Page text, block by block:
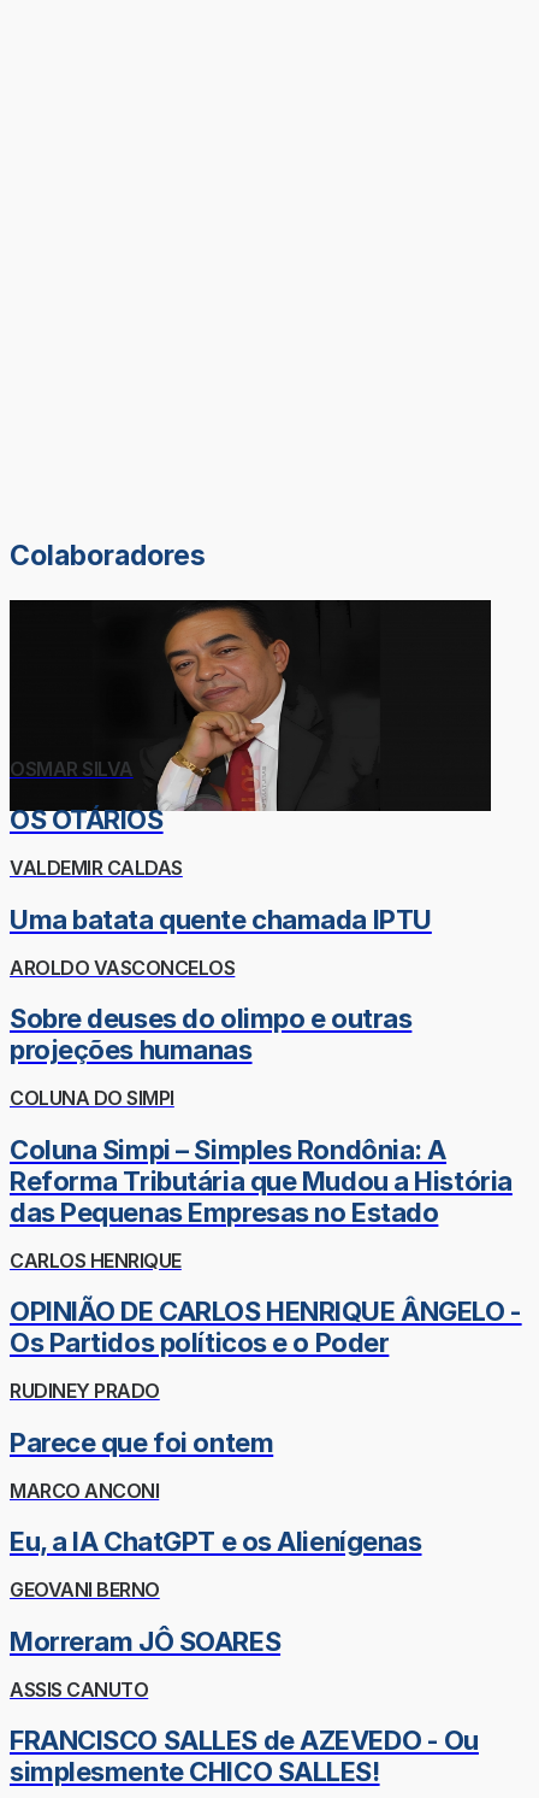
Colaboradores
OSMAR SILVA
OS OTÁRIOS
VALDEMIR CALDAS
Uma batata quente chamada IPTU
AROLDO VASCONCELOS
Sobre deuses do olimpo e outras
projeções humanas
COLUNA DO SIMPI
Coluna Simpi – Simples Rondônia: A
Reforma Tributária que Mudou a História
das Pequenas Empresas no Estado
CARLOS HENRIQUE
OPINIÃO DE CARLOS HENRIQUE ÂNGELO -
Os Partidos políticos e o Poder
RUDINEY PRADO
Parece que foi ontem
MARCO ANCONI
Eu, a IA ChatGPT e os Alienígenas
GEOVANI BERNO
Morreram JÔ SOARES
ASSIS CANUTO
FRANCISCO SALLES de AZEVEDO - Ou
simplesmente CHICO SALLES!